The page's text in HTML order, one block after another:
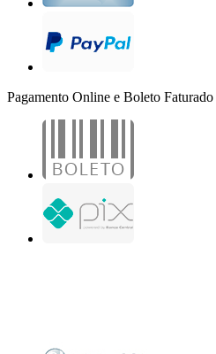
Pagamento Online e Boleto Faturado